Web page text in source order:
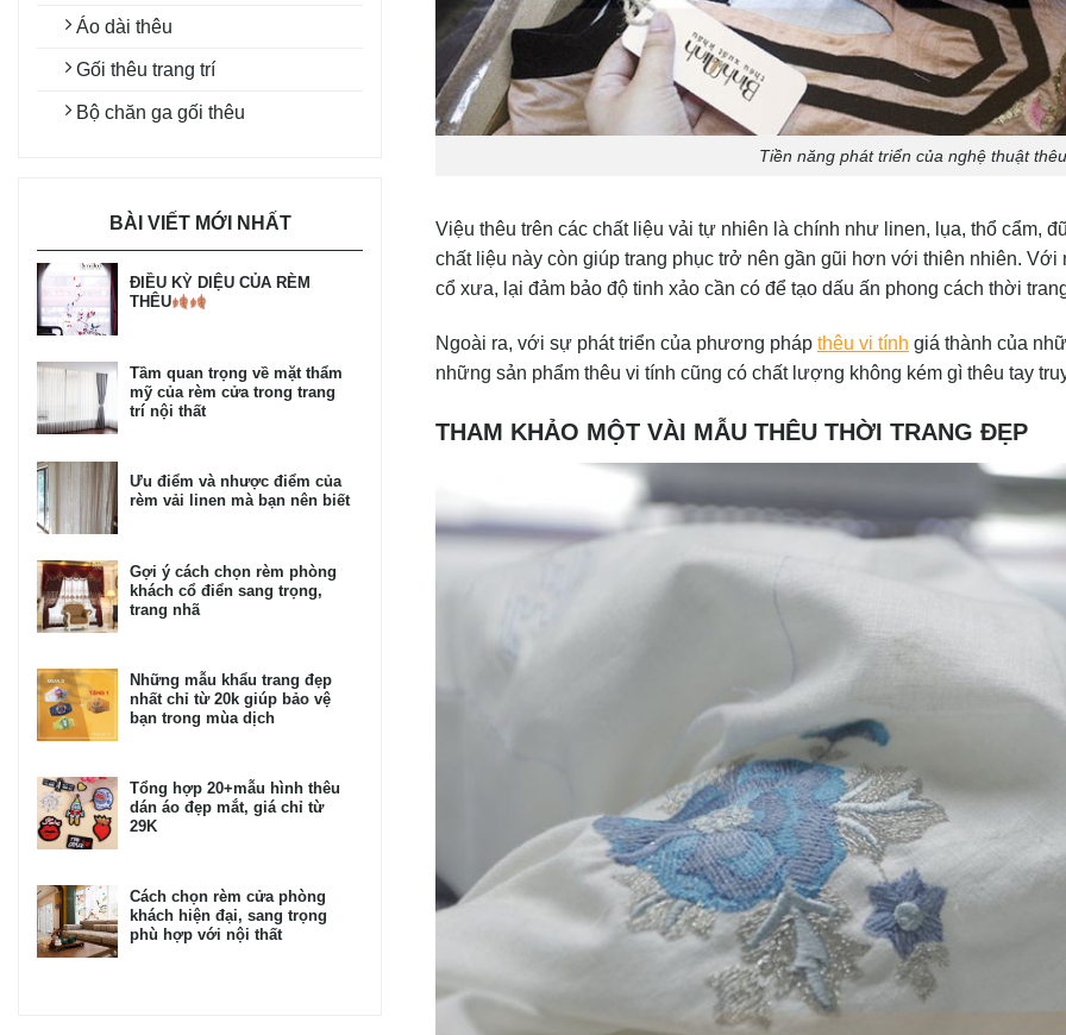
Áo dài thêu
Gối thêu trang trí
Bộ chăn ga gối thêu
BÀI VIẾT MỚI NHẤT
ĐIỀU KỲ DIỆU CỦA RÈM
THÊU
Tầm quan trọng về mặt thẩm
mỹ của rèm cửa trong trang
trí nội thất
Ưu điểm và nhược điểm của
rèm vải linen mà bạn nên biết
Gợi ý cách chọn rèm phòng
khách cổ điển sang trọng,
trang nhã
Những mẫu khẩu trang đẹp
nhất chỉ từ 20k giúp bảo vệ
bạn trong mùa dịch
Tổng hợp 20+mẫu hình thêu
dán áo đẹp mắt, giá chỉ từ
29K
Cách chọn rèm cửa phòng
khách hiện đại, sang trọng
phù hợp với nội thất
Tiền năng phát triển của nghệ thuật
Việu thêu trên các chất liệu vải tự nhiên là chính như linen, lụa, thổ cẩm,
chất liệu này còn giúp trang phục trở nên gần gũi hơn với thiên nhiên.
cổ xưa, lại đảm bảo độ tinh xảo cần có để tạo dấu ấn phong cách thời
Ngoài ra, với sự phát triển của phương pháp thêu vi tính giá thành của
những sản phẩm thêu vi tính cũng có chất lượng không kém gì thêu tay
THAM KHẢO MỘT VÀI MẪU THÊU THỜI TRANG ĐẸP